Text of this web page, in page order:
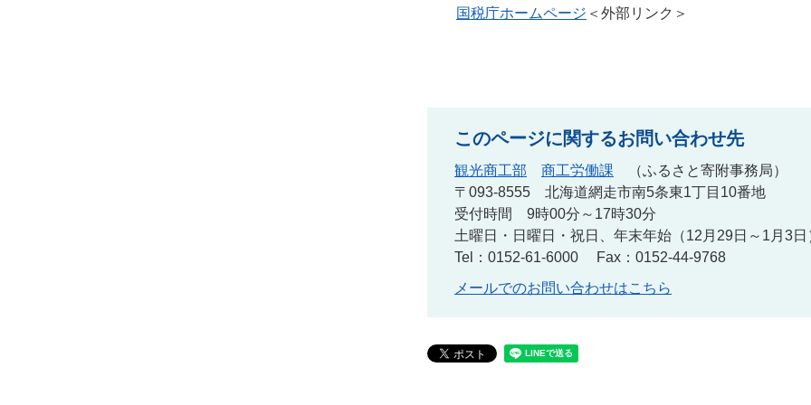
国税庁ホームページ ＜外部リンク＞
このページに関するお問い合わせ先
観光商工部 商工労働課
ふるさと寄附事務局
〒093-8555 北海道網走市南5条東1丁目10番地
受付時間 9時00分～17時30分
土曜日・日曜日・祝日、年末年始（12月29日～1月3日
Tel：0152-61-6000
Fax：0152-44-9768
メールでのお問い合わせはこちら